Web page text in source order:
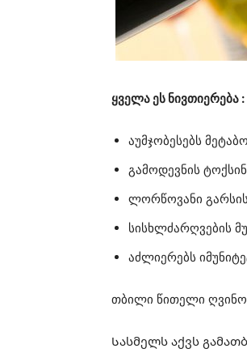
ყველა ეს ნივთიერება :
აუმჯობესებს
გამოდევნის
ლორწოვანი
სისხლძარღვების
აძლიერებს
თბილი წითელი ღვინო
Სასმელს აქვს